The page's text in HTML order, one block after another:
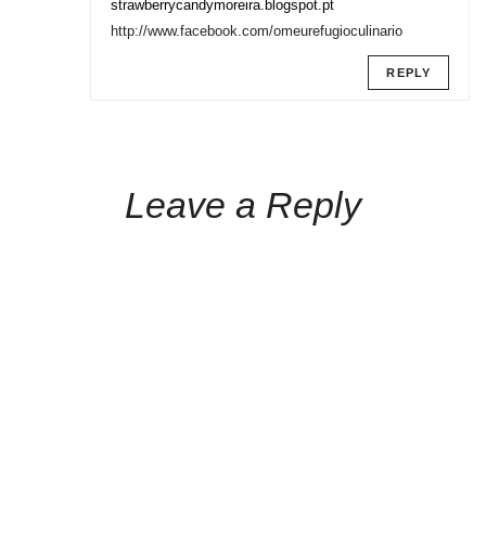
strawberrycandymoreira.blogspot.pt
http://www.facebook.com/omeurefugioculinario
REPLY
Leave a Reply